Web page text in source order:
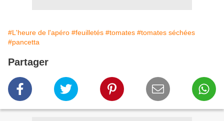
#L'heure de l'apéro #feuilletés #tomates #tomates séchées
#pancetta
Partager